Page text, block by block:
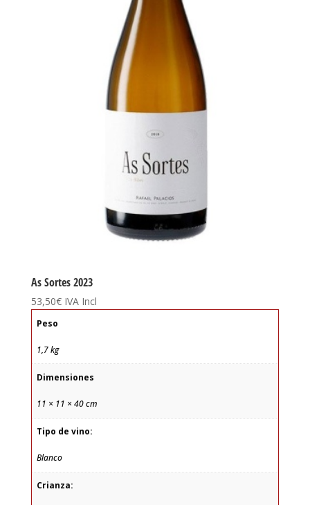
As Sortes 2023
53,50€ IVA Incl
Peso
1,7 kg
Dimensiones
11 × 11 × 40 cm
Tipo de vino:
Blanco
Crianza: